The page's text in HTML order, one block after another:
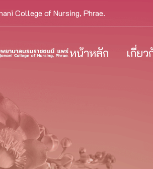
College of Nursing, Phrae.
หน้าหลัก เกี่ย